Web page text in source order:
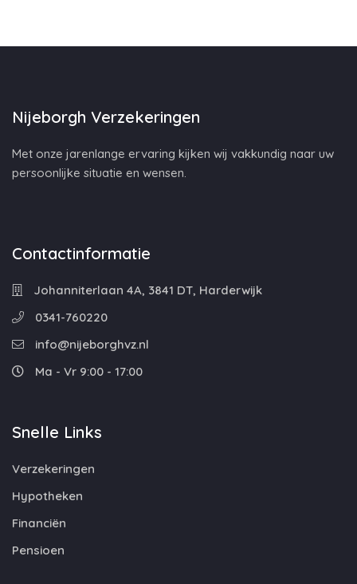
Nijeborgh Verzekeringen
Met onze jarenlange ervaring kijken wij vakkundig naar uw
persoonlijke situatie en wensen.
Contactinformatie
Johanniterlaan 4A, 3841 DT, Harderwijk
0341-760220
info@nijeborghvz.nl
Ma - Vr 9:00 - 17:00
Snelle Links
Verzekeringen
Hypotheken
Financiën
Pensioen